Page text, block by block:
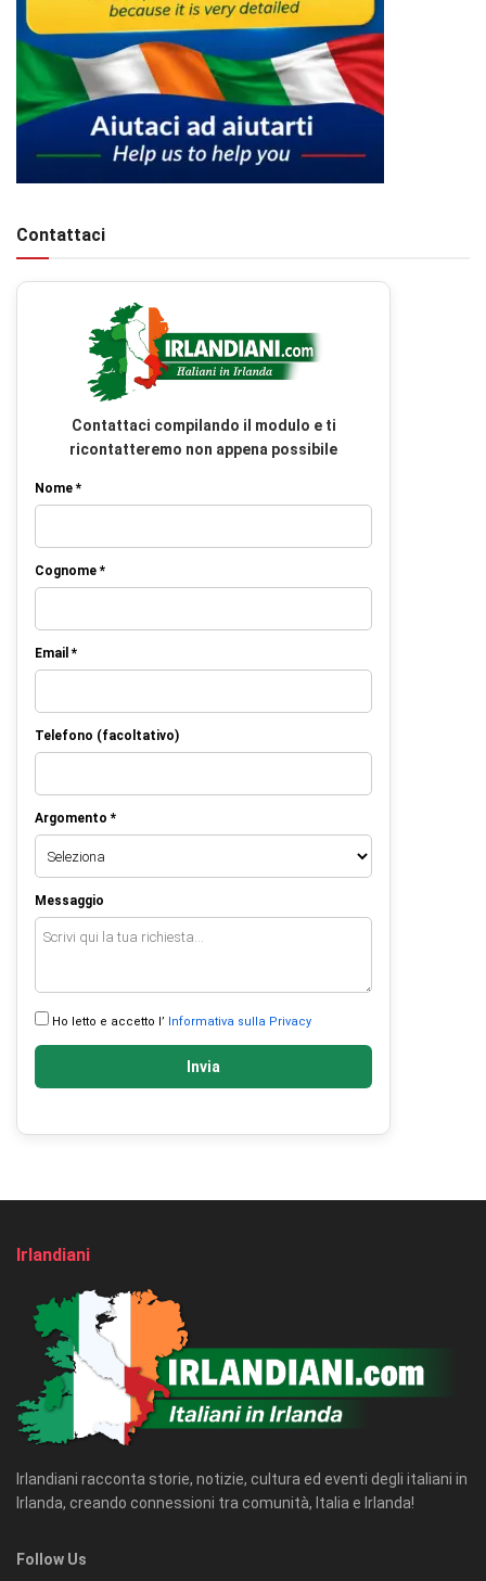
Contattaci
Contattaci compilando il modulo e ti
ricontatteremo non appena possibile
Nome *
Cognome *
Email *
Telefono (facoltativo)
Argomento *
Messaggio
Ho letto e accetto l’ Informativa sulla Privacy
Invia
Irlandiani
Irlandiani racconta storie, notizie, cultura ed eventi degli italiani in
Irlanda, creando connessioni tra comunità, Italia e Irlanda!
Follow Us